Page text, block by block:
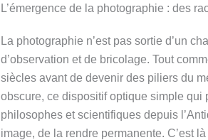
L’émergence de la photographie : des
La photographie n’est pas sortie d’un
d’observation et de bricolage. Tout
siècles avant de devenir des piliers du
obscure, ce dispositif optique simple qui
philosophes et scientifiques depuis
image, de la rendre permanente. C’est